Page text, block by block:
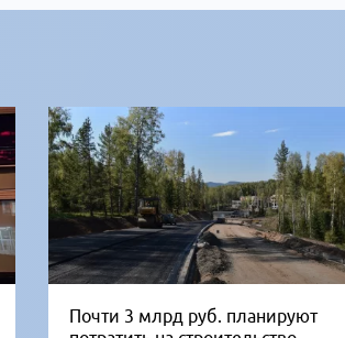
Почти 3 млрд руб. планируют